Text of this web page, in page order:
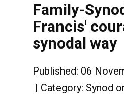
Family-
Francis'
synodal way
Published: 06
Category: Synod